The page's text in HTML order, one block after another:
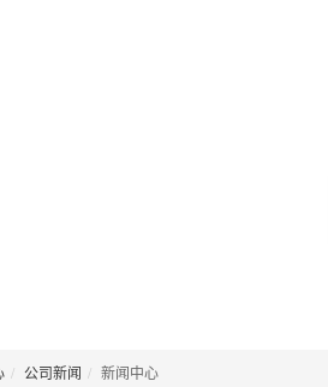
公司新闻 新闻中心